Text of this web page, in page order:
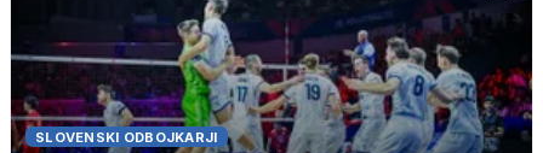
SLOVENSKI ODBOJKARJI